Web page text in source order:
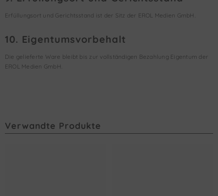
Erfüllungsort und Gerichtsstand ist der Sitz der EROL Medien GmbH.
10. Eigentumsvorbehalt
Die gelieferte Ware bleibt bis zur vollständigen Bezahlung Eigentum der
EROL Medien GmbH.
Verwandte Produkte